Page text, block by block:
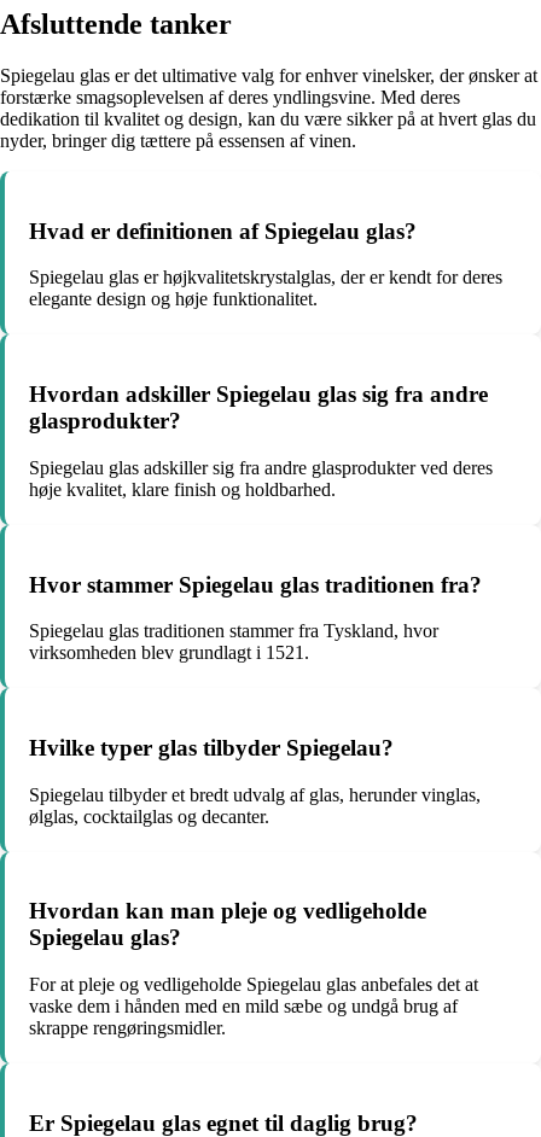
Afsluttende tanker
Spiegelau glas er det ultimative valg for enhver vinelsker, der ønsker at
forstærke smagsoplevelsen af deres yndlingsvine. Med deres
dedikation til kvalitet og design, kan du være sikker på at hvert glas du
nyder, bringer dig tættere på essensen af vinen.
Hvad er definitionen af Spiegelau glas?
Spiegelau glas er højkvalitetskrystalglas, der er kendt for deres
elegante design og høje funktionalitet.
Hvordan adskiller Spiegelau glas sig fra andre
glasprodukter?
Spiegelau glas adskiller sig fra andre glasprodukter ved deres
høje kvalitet, klare finish og holdbarhed.
Hvor stammer Spiegelau glas traditionen fra?
Spiegelau glas traditionen stammer fra Tyskland, hvor
virksomheden blev grundlagt i 1521.
Hvilke typer glas tilbyder Spiegelau?
Spiegelau tilbyder et bredt udvalg af glas, herunder vinglas,
ølglas, cocktailglas og decanter.
Hvordan kan man pleje og vedligeholde
Spiegelau glas?
For at pleje og vedligeholde Spiegelau glas anbefales det at
vaske dem i hånden med en mild sæbe og undgå brug af
skrappe rengøringsmidler.
Er Spiegelau glas egnet til daglig brug?